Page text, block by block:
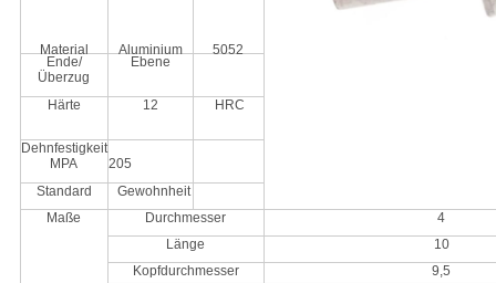
Material Aluminium 5052
Ende/
Überzug
Ebene
Härte 12 HRC
Dehnfestigkeit
MPA
205
Standard
Gewohnheit
Maße
Durchmesser
4
Länge
10
Kopfdurchmesser
9,5